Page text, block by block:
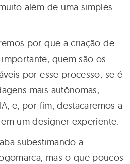
além de uma simples
por que a criação de
quem são os
por esse processo, se é
mais autônomas,
e, por fim, destacaremos a
um designer experiente.
subestimando a
mas o que poucos